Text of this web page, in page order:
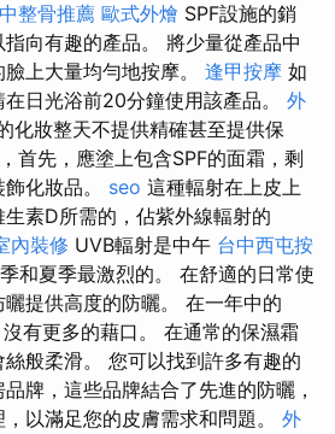
整骨推薦 歐式外燴 SPF設施的銷
向有趣的產品。 將少量從產品中
上大量均勻地按摩。 逢甲按摩 如
日光浴前20分鐘使用該產品。 外
化妝整天不提供精確甚至提供保
首先，應塗上包含SPF的面霜，剩
化妝品。 seo 這種輻射在上皮上
素D所需的，佔紫外線輻射的
內裝修 UVB輻射是中午 台中西屯按
和夏季最激烈的。 在舒適的日常使
提供高度的防曬。 在一年中的
有更多的藉口。 在通常的保濕霜
般柔滑。 您可以找到許多有趣的
牌，這些品牌結合了先進的防曬，
以滿足您的皮膚需求和問題。 外